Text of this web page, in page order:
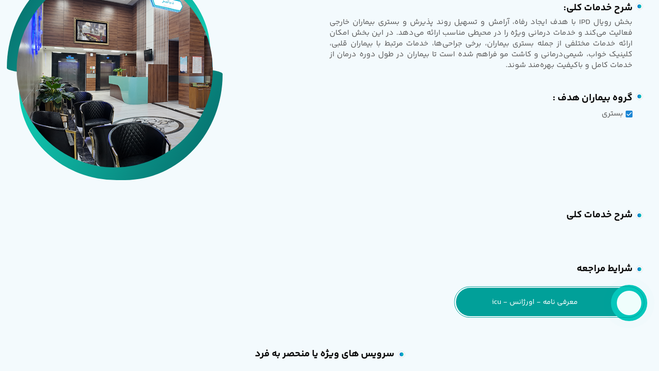
شرح خدمات کلی:
بخش رویال IPD با هدف ایجاد رفاه، آرامش و تسهیل روند پذیرش و بستری بیماران خارجی
فعالیت می‌کند و خدمات درمانی ویژه را در محیطی مناسب ارائه می‌دهد. در این بخش امکان
ارائه خدمات مختلفی از جمله بستری بیماران، برخی جراحی‌ها، خدمات مرتبط با بیماران قلبی،
کلینیک خواب، شیمی‌درمانی و کاشت مو فراهم شده است تا بیماران در طول دوره درمان از
خدمات کامل و باکیفیت بهره‌مند شوند.
گروه بیماران هدف :
بستری
شرح خدمات کلی
شرایط مراجعه
معرفی نامه - اورژانس - icu
سرویس های ویژه یا منحصر به فرد